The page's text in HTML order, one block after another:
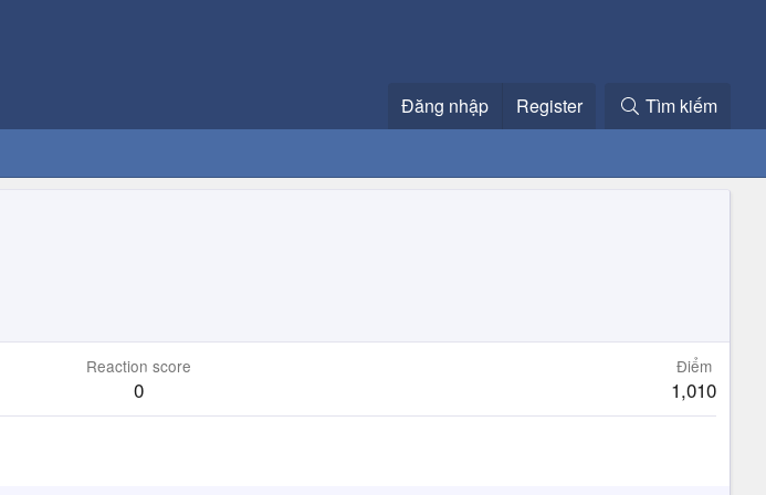
Đăng nhập Register Tìm kiếm
Reaction score
0
Điểm
1,010